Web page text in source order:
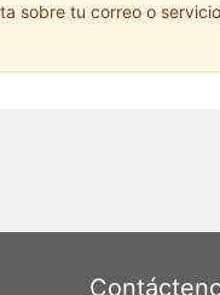
sobre tu correo o